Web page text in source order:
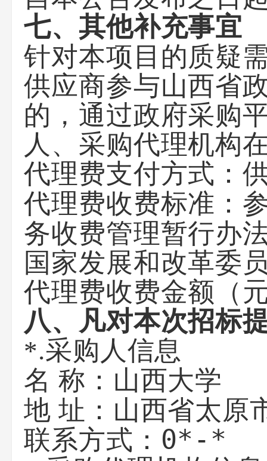
七、其他补充事宜
针对本项目的质疑
供应商参与山西省
的，通过政府采购
人、采购代理机构
代理费支付方式：
代理费收费标准：
务收费管理暂行办
国家发展和改革委
代理费收费金额（
八、凡对本次招标
*.采购人信息
名 称： 山西大学
地 址： 山西省太原
联系方式： 0*-*